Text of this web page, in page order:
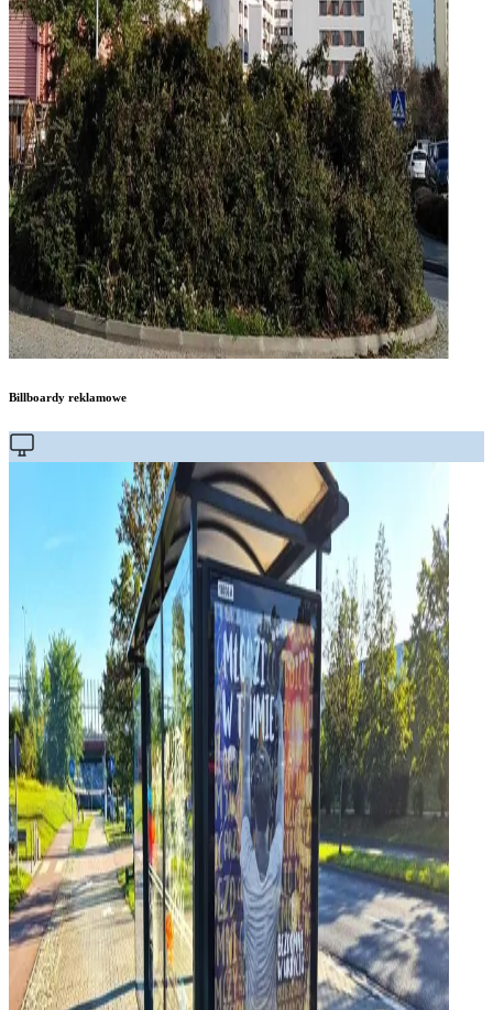
Billboardy reklamowe